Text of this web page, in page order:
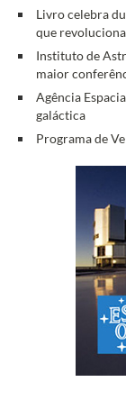
Livro celebra
que
Instituto de
maior
Agência
galáctica
Programa de